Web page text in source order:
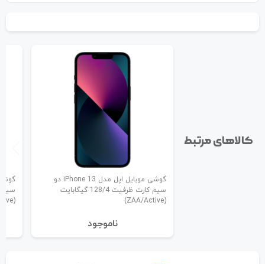
کالاهای مرتبط
گوشی موبایل اپل مدل iPhone 13 دو
سیم کارت ظرفیت 128/4 گیگابایت
(ZAA/Active)
نا‌موجود
(ZAA/Active)